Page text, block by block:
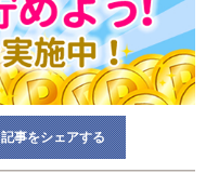
記事をシェアする